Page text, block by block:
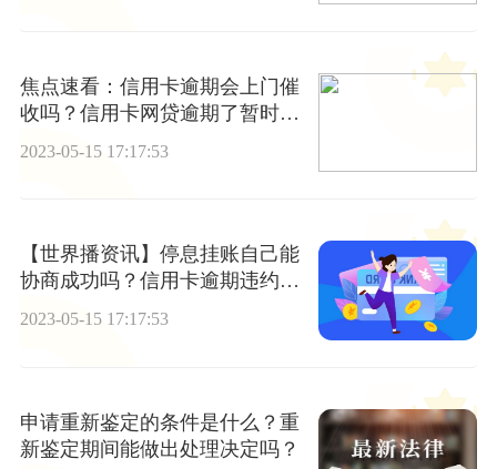
焦点速看：信用卡逾期会上门催
收吗？信用卡网贷逾期了暂时还
2023-05-15 17:17:53
【世界播资讯】停息挂账自己能
协商成功吗？信用卡逾期违约金
和利息怎么算？
2023-05-15 17:17:53
申请重新鉴定的条件是什么？重
新鉴定期间能做出处理决定吗？